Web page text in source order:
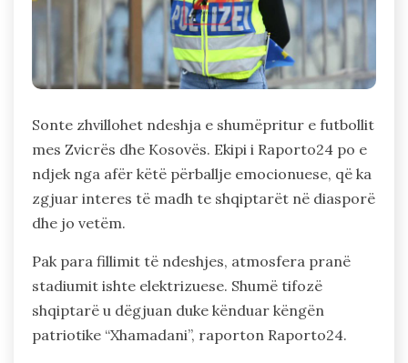
Sonte zhvillohet ndeshja e shumëpritur e futbollit
mes Zvicrës dhe Kosovës. Ekipi i Raporto24 po e
ndjek nga afër këtë përballje emocionuese, që ka
zgjuar interes të madh te shqiptarët në diasporë
dhe jo vetëm.
Pak para fillimit të ndeshjes, atmosfera pranë
stadiumit ishte elektrizuese. Shumë tifozë
shqiptarë u dëgjuan duke kënduar këngën
patriotike “Xhamadani”, raporton Raporto24.